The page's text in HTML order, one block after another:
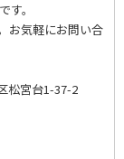
。
お気軽にお問い合
松宮台1-37-2